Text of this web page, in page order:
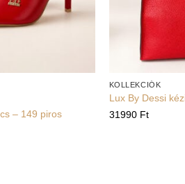
– 149 piros
KOLLEKCIÓK
Lux By Dessi
31990 Ft